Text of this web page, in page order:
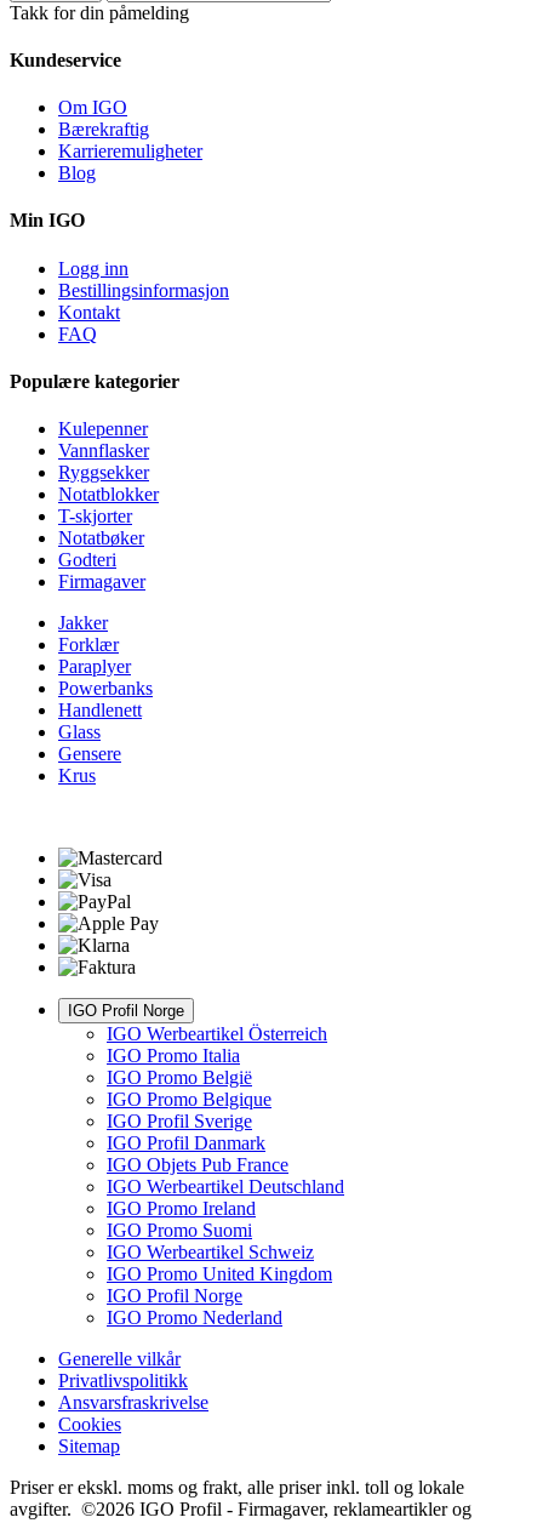
Takk for din påmelding
Kundeservice
Om IGO
Bærekraftig
Karrieremuligheter
Blog
Min IGO
Logg inn
Bestillingsinformasjon
Kontakt
FAQ
Populære kategorier
Kulepenner
Vannflasker
Ryggsekker
Notatblokker
T-skjorter
Notatbøker
Godteri
Firmagaver
Jakker
Forklær
Paraplyer
Powerbanks
Handlenett
Glass
Gensere
Krus
IGO Profil Norge
IGO Werbeartikel Österreich
IGO Promo Italia
IGO Promo België
IGO Promo Belgique
IGO Profil Sverige
IGO Profil Danmark
IGO Objets Pub France
IGO Werbeartikel Deutschland
IGO Promo Ireland
IGO Promo Suomi
IGO Werbeartikel Schweiz
IGO Promo United Kingdom
IGO Profil Norge
IGO Promo Nederland
Generelle vilkår
Privatlivspolitikk
Ansvarsfraskrivelse
Cookies
Sitemap
Priser er ekskl. moms og frakt, alle priser inkl. toll og lokale
avgifter. ©2026 IGO Profil - Firmagaver, reklameartikler og